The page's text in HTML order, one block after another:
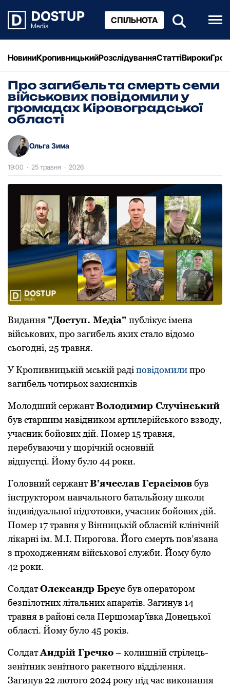
СПІЛЬНОТА
НовиниКропивницькийРозслідуванняСтаттіВироки
Про загибель та смерть семи
військових повідомили у
громадах Кіровоградської
області
Ольга Зима
19:00 · 25 травня · 2026
Видання "Доступ. Медіа" публікує імена
військових, про загибель яких стало відомо
сьогодні, 25 травня.
У Кропивницькій мській раді повідомилипро
загибель чотирьох захисників
Молодший сержантВолодимир Случінський
був старшим навідником артилерійського взводу,
учасник бойових дій. Помер 15 травня,
перебуваючи у щорічній основній
відпустці. Йому було 44 роки.
Головний сержантВ’ячеслав Герасімовбув
інструктором навчального батальйону школи
індивідуальної підготовки, учасник бойових дій.
Помер 17 травня у Вінницькій обласній клінічній
лікарні ім. М.І. Пирогова. Його смерть пов’язана
з проходженням військової служби. Йому було
42 роки.
СолдатОлександр Бреусбув оператором
безпілотних літальних апаратів. Загинув 14
травня в районі села Першомар’ївка Донецької
області. Йому було 45 років.
СолдатАндрій Гречко– колишній стрілець-
зенітник зенітного ракетного відділення.
Загинув 22 лютого 2024 року під час виконання